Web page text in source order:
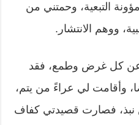
التبعية، وحمتني من
ووهم الانتشار.
عن كل غرض وطمع، فقد
وأقامت لي عراءً من يتم،
نبذ، فصارت قصيدتي كفاف